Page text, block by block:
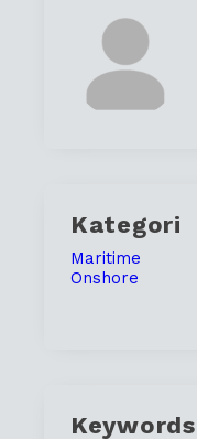
Kategori
Maritime
Onshore
Keywords